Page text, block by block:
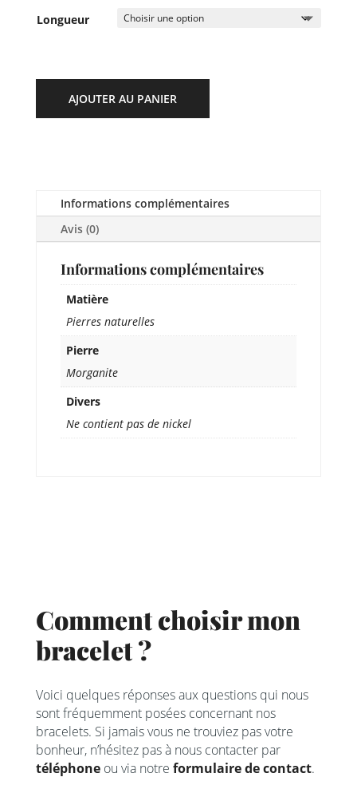
Longueur
AJOUTER AU PANIER
Informations complémentaires
Avis (0)
Informations complémentaires
Matière
Pierres naturelles
Pierre
Morganite
Divers
Ne contient pas de nickel
Comment choisir mon
bracelet ?
Voici quelques réponses aux questions qui nous
sont fréquemment posées concernant nos
bracelets. Si jamais vous ne trouviez pas votre
bonheur, n’hésitez pas à nous contacter par
téléphoneou via notre formulaire de contact.